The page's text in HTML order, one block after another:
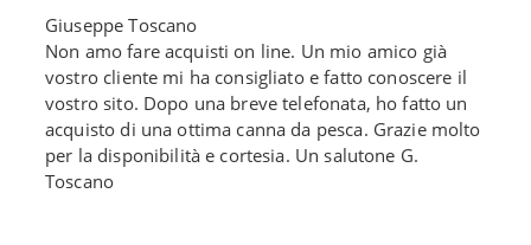
Giuseppe Toscano
Non amo fare acquisti on line. Un mio amico già
vostro cliente mi ha consigliato e fatto conoscere il
vostro sito. Dopo una breve telefonata, ho fatto un
acquisto di una ottima canna da pesca. Grazie molto
per la disponibilità e cortesia. Un salutone G.
Toscano